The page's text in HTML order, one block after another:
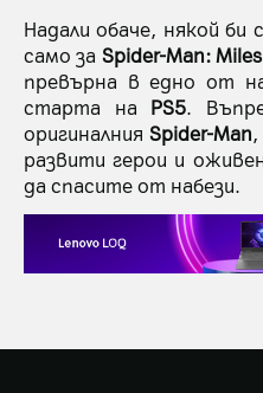
Надали обаче, някой
само за Spider-Man:
превърна в едно от
старта на PS5.
оригиналнияSpider-Man
развити герои и
да спасите от набези.